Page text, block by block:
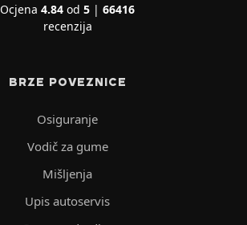
Ocjena 4.84 od 5 | 66416
recenzija
BRZE POVEZNICE
Osiguranje
Vodič za gume
Mišljenja
Upis autoservis